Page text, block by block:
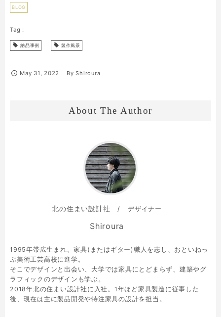
BLOG
納品事例 製作風景
May 31 , 2022 ByShiroura
About The Author
北の住まい設計社 デザイナー
Shiroura
1995年帯広生まれ。家具(またはギター)職人を志し、おといねっ
ぷ美術工芸高校に進学。
そこでデザインと出会い、大学では家具にとどまらず、建築やグ
ラフィックのデザインも学ぶ。
2018年北の住まい設計社に入社。1年ほど家具製造に従事した
後、現在は主に製品開発や特注家具の設計を担当。